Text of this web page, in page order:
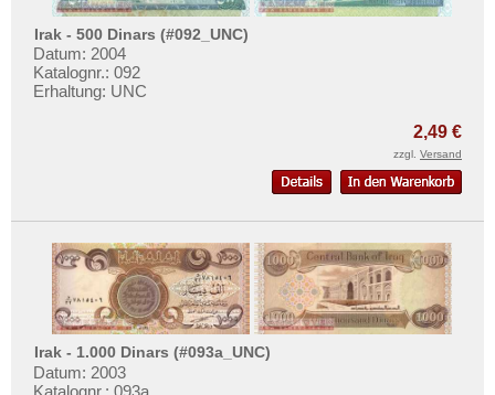
Irak - 500 Dinars (#092_UNC)
Datum: 2004
Katalognr.: 092
Erhaltung: UNC
2,49 €
zzgl. Versand
Irak - 1.000 Dinars (#093a_UNC)
Datum: 2003
Katalognr.: 093a